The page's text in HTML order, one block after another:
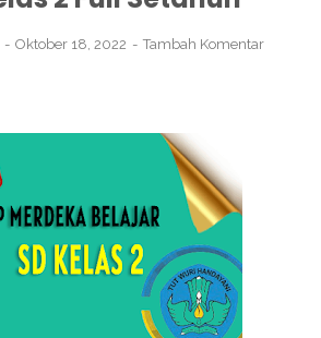
Oktober 18, 2022 Tambah Komentar